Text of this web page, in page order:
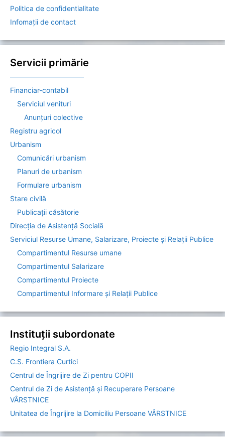
Politica de confidentialitate
Infomații de contact
Servicii primărie
——————————–
Financiar-contabil
Serviciul venituri
Anunțuri colective
Registru agricol
Urbanism
Comunicări urbanism
Planuri de urbanism
Formulare urbanism
Stare civilă
Publicații căsătorie
Direcția de Asistenţă Socială
Serviciul Resurse Umane, Salarizare, Proiecte și Relații Publice
Compartimentul Resurse umane
Compartimentul Salarizare
Compartimentul Proiecte
Compartimentul Informare şi Relaţii Publice
Instituții subordonate
Regio Integral S.A.
C.S. Frontiera Curtici
Centrul de Îngrijire de Zi pentru COPII
Centrul de Zi de Asistență și Recuperare Persoane
VÂRSTNICE
Unitatea de Îngrijire la Domiciliu Persoane VÂRSTNICE